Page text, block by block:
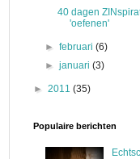
40 dagen
'oefenen'
►februari(6)
►januari(3)
► 2011 (35)
Populaire berichten